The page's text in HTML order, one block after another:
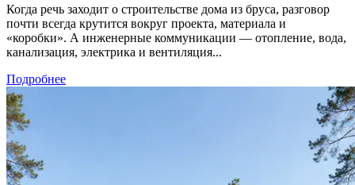
Когда речь заходит о строительстве дома из бруса, разговор
почти всегда крутится вокруг проекта, материала и
«коробки». А инженерные коммуникации — отопление, вода,
канализация, электрика и вентиляция...
Подробнее